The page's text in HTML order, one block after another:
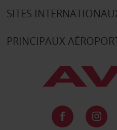
SITES
PRINCIPAUX